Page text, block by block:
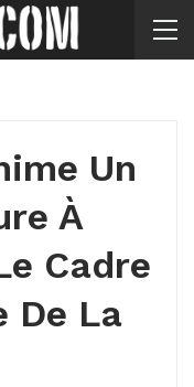
Un
À
Cadre
De La